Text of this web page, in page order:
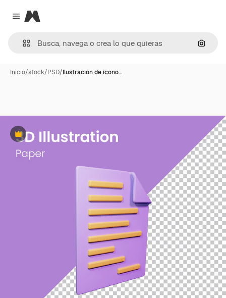
Close menu
Magnific
Inicio/stock/PSD/Ilustración de icono…
Premium